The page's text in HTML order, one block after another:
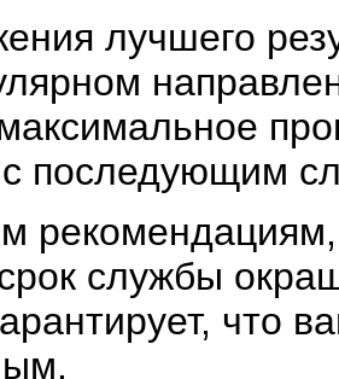
лучшего
последующим
службы
что